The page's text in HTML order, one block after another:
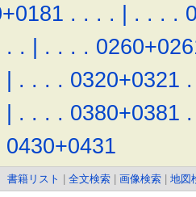
. . . . | . . . .
. . | . . . .
| . . . . 0320+0321 .
| . . . . 0380+0381 .
0430+0431
書籍リスト 全文検索 画像検索 地図